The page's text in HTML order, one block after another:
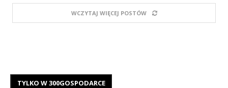
WCZYTAJ WIĘCEJ POSTÓW
TYLKO W 300GOSPODARCE